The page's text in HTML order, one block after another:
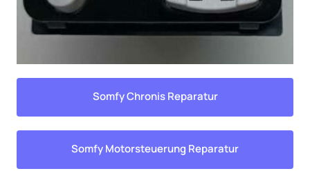
Somfy Chronis Reparatur
Somfy Motorsteuerung Reparatur